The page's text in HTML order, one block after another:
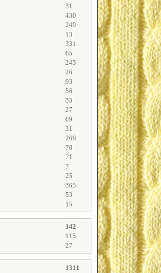
31
430
249
13
331
65
243
26
93
56
33
27
69
31
269
78
71
7
25
365
53
15
142
115
27
1311